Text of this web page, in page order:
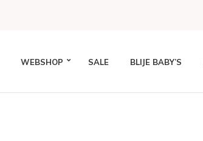
WEBSHOP SALE BLIJE BABY’S